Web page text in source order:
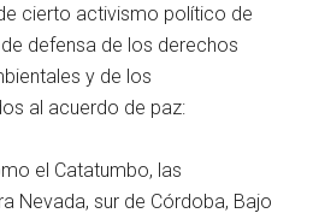
cierto activismo político de
defensa de los derechos
y de los
al acuerdo de paz:
el Catatumbo, las
Nevada, sur de Córdoba, Bajo